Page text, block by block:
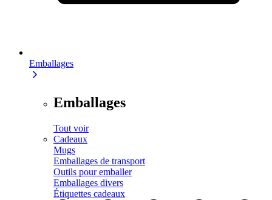
Emballages
Emballages
Tout voir
Cadeaux
Mugs
Emballages de transport
Outils pour emballer
Emballages divers
Étiquettes cadeaux